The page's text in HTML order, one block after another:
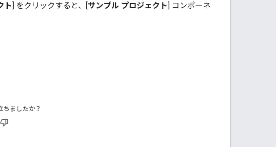
ト] をクリックすると、[サンプル プロジェクト] コンポーネ
ちましたか？